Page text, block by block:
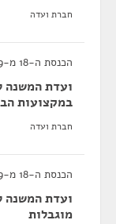
חברת ועדה
הכנסת ה-18 מ-05/08/2009 עד 05/02/2013
ועדת המשנה
במקצועות
חברת ועדה
הכנסת ה-18 מ-13/07/2009 עד 05/02/2013
ועדת המשנה
מוגבלות